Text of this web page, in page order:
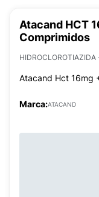
Atacand HCT
Comprimidos
Atacand Hct 16mg
Marca:ATACAND